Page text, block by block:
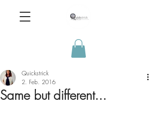
Same but different...
Quickstrick
2. Feb. 2016